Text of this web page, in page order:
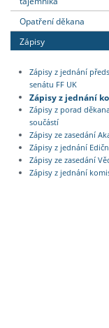
Opatření děkana
Zápisy
Zápisy z jednání
senátu FF UK
Zápisy z jednání
Zápisy z porad
součástí
Zápisy ze zasedání
Zápisy z jednání
Zápisy ze zasedání
Zápisy z jednání